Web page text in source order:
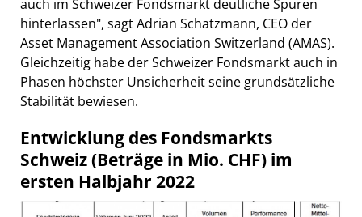
auch im Schweizer Fondsmarkt deutliche Spuren
hinterlassen", sagt Adrian Schatzmann, CEO der
Asset Management Association Switzerland (AMAS).
Gleichzeitig habe der Schweizer Fondsmarkt auch in
Phasen höchster Unsicherheit seine grundsätzliche
Stabilität bewiesen.
Entwicklung des Fondsmarkts
Schweiz (Beträge in Mio. CHF) im
ersten Halbjahr 2022